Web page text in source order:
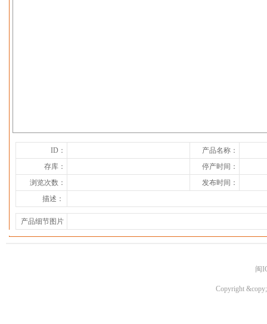
ID：
产品名称：
存库：
停产时间：
浏览次数：
发布时间：
描述：
产品细节图片
闽
Copyright